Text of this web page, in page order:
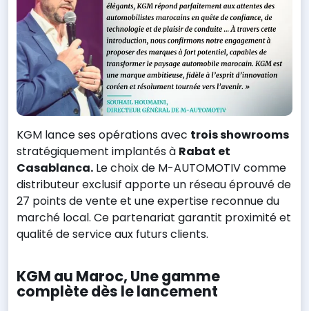
KGM lance ses opérations avec trois showrooms
stratégiquement implantés à Rabat et
Casablanca. Le choix de M-AUTOMOTIV comme
distributeur exclusif apporte un réseau éprouvé de
27 points de vente et une expertise reconnue du
marché local. Ce partenariat garantit proximité et
qualité de service aux futurs clients.
KGM au Maroc, Une gamme
complète dès le lancement